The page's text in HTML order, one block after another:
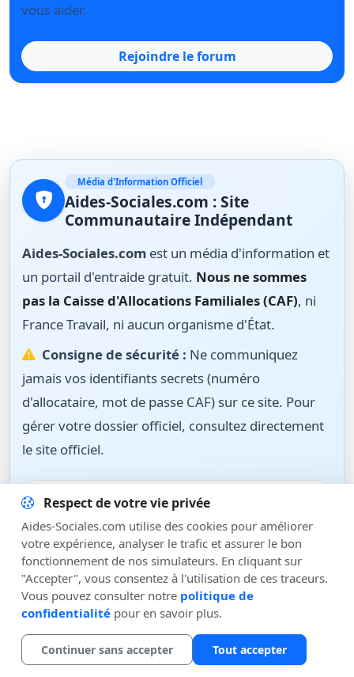
vous aider.
Rejoindre le forum
Média d'Information Officiel
Aides-Sociales.com : Site
Communautaire Indépendant
Aides-Sociales.com est un média d'information et
un portail d'entraide gratuit. Nous ne sommes
pas la Caisse d'Allocations Familiales (CAF), ni
France Travail, ni aucun organisme d'État.
Consigne de sécurité : Ne communiquez
jamais vos identifiants secrets (numéro
d'allocataire, mot de passe CAF) sur ce site. Pour
gérer votre dossier officiel, consultez directement
le site officiel.
ACCÈS OFFICIEL ALLOCATAIRES
Site Officiel CAF.fr
Aides-Sociales.com
Respect de votre vie privée
Aides-Sociales.com utilise des cookies pour améliorer
votre expérience, analyser le trafic et assurer le bon
fonctionnement de nos simulateurs. En cliquant sur
"Accepter", vous consentez à l'utilisation de ces traceurs.
Vous pouvez consulter notre politique de
confidentialité pour en savoir plus.
Continuer sans accepter Tout accepter